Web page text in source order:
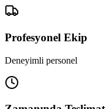
Profesyonel Ekip
Deneyimli personel